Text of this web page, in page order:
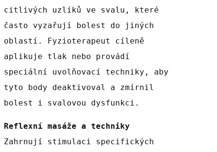
citlivých uzlíků ve svalu, které
často vyzařují bolest do jiných
oblastí. Fyzioterapeut cíleně
aplikuje tlak nebo provádí
speciální uvolňovací techniky, aby
tyto body deaktivoval a zmírnil
bolest i svalovou dysfunkci.
Reflexní masáže a techniky
Zahrnují stimulaci specifických